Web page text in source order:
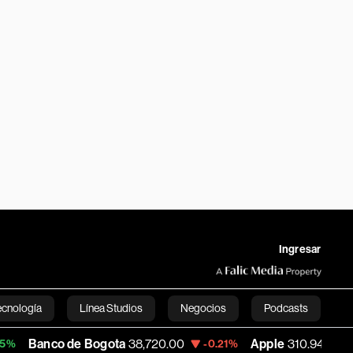
Ingresar
Línea Studios Negocios Podcasts
English
de Bogota 38,720.00 -0.21% Apple 310.94 +0.55%